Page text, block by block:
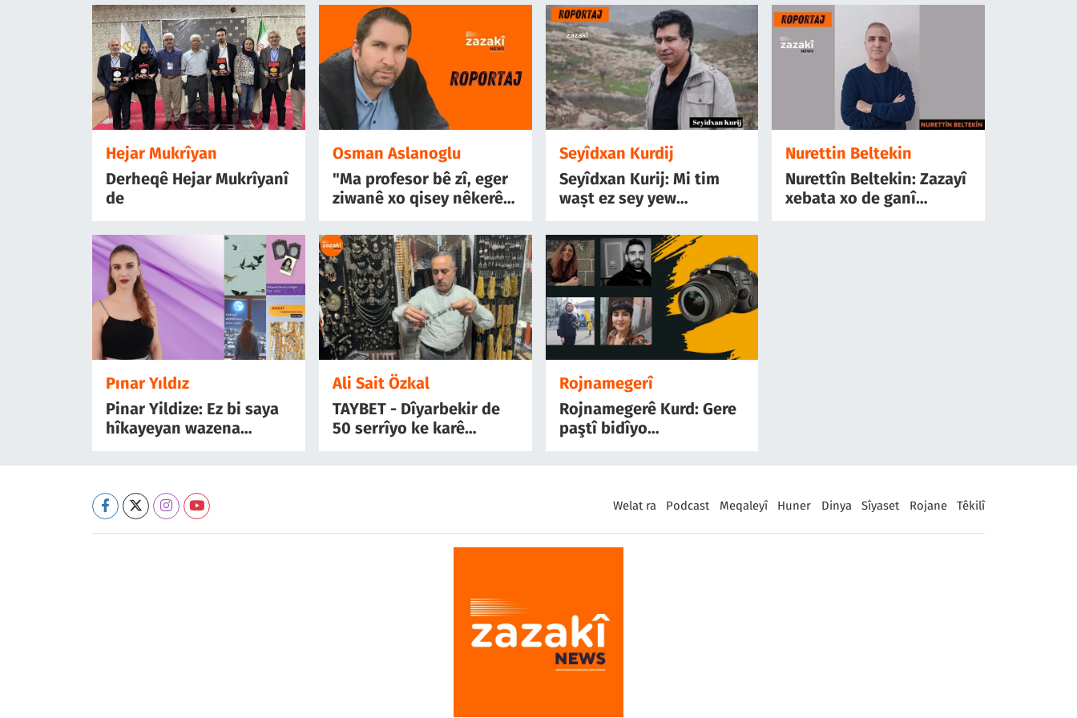
Hejar Mukrîyan
Derheqê Hejar Mukrîyanî
de
Osman Aslanoglu
"Ma profesor bê zî, eger
ziwanê xo qisey nêkerê
Seyîdxan Kurdij
Seyîdxan Kurij: Mi tim
waṣt ez sey yew
xizmet bikerî
Nurettin Beltekin
Nurettîn Beltekin: Zazayî
xebata xo de ganî
Pınar Yıldız
Pinar Yildize: Ez bi saya
hîkayeyan wazena
Ali Sait Özkal
TAYBET - Dîyarbekir de
50 serrîyo ke karê
Rojnamegerî
Rojnamegerê Kurd: Gere
paştî bidîyo
Welat ra Podcast Meqaleyî Huner Dinya Sîyaset Rojane Têkilî